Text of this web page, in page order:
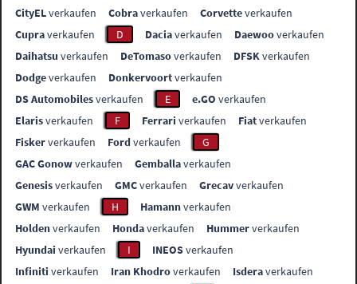
CityELverkaufen Cobraverkaufen Corvetteverkaufen
Cupraverkaufen D Daciaverkaufen Daewooverkaufen
Daihatsu verkaufen DeTomasoverkaufen DFSKverkaufen
Dodgeverkaufen Donkervoortverkaufen
DS Automobilesverkaufen E e.GO verkaufen
Elarisverkaufen F Ferrari verkaufen Fiatverkaufen
Fiskerverkaufen Fordverkaufen
G
GAC Gonowverkaufen Gemballaverkaufen
Genesisverkaufen GMCverkaufen Grecavverkaufen
GWM verkaufen H Hamannverkaufen
Holdenverkaufen Hondaverkaufen Hummerverkaufen
Hyundai verkaufen I INEOSverkaufen
Infiniti verkaufen Iran Khodroverkaufen Isderaverkaufen